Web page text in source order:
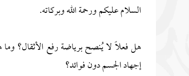
السلام عليكم ورحمة الله وبركاته.
هل فعلًا لا يُنصح برياضة رفع الأثقال؟
إجهاد الجسم دون فوائد؟